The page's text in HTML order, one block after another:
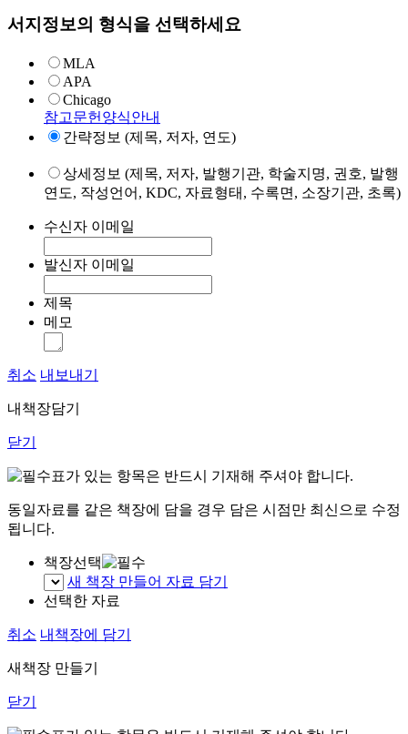
서지정보의 형식을 선택하세요
MLA
APA
Chicago
참고문헌양식안내
간략정보 (제목, 저자, 연도)
상세정보 (제목, 저자, 발행기관, 학술지명, 권호, 발행
연도, 작성언어, KDC, 자료형태, 수록면, 소장기관, 초록)
수신자 이메일
발신자 이메일
제목
메모
취소 내보내기
내책장담기
닫기
표가 있는 항목은 반드시 기재해 주셔야 합니다.
동일자료를 같은 책장에 담을 경우 담은 시점만 최신으로 수정
됩니다.
책장선택
새 책장 만들어 자료 담기
선택한 자료
취소 내책장에 담기
새책장 만들기
닫기